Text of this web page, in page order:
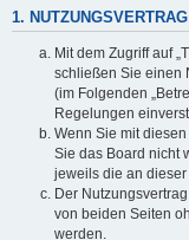
1. NUTZUNGSVERTRAG
Mit dem Zugriff auf
schließen Sie einen
(im Folgenden
Regelungen
Wenn Sie mit
Sie das Board nicht
jeweils die an
Der
von beiden Seiten
werden.